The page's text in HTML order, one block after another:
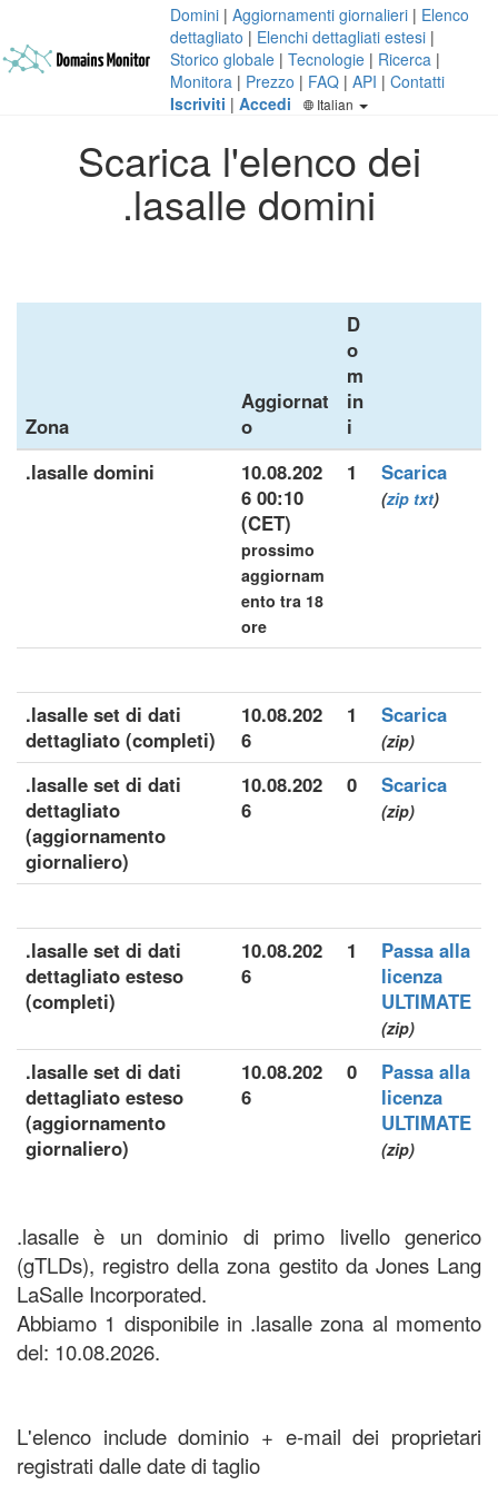
Domini | Aggiornamenti giornalieri | Elenco
dettagliato | Elenchi dettagliati estesi |
Storico globale | Tecnologie | Ricerca |
Monitora | Prezzo | FAQ | API | Contatti
Iscriviti | Accedi Italian
Scarica l'elenco dei
.lasalle domini
Zona
Aggiornat
o
D
o
m
in
i
.lasalle domini
10.08.202
6 00:10
(CET)
prossimo
aggiornam
ento tra 18
ore
1 Scarica
(zip txt)
.lasalle set di dati
dettagliato (completi)
10.08.202
6
1 Scarica
(zip)
.lasalle set di dati
dettagliato
(aggiornamento
giornaliero)
10.08.202
6
0 Scarica
(zip)
.lasalle set di dati
dettagliato esteso
(completi)
10.08.202
6
1
Passa alla
licenza
ULTIMATE
(zip)
.lasalle set di dati
dettagliato esteso
(aggiornamento
giornaliero)
10.08.202
6
0
Passa alla
licenza
ULTIMATE
(zip)
.lasalle è un dominio di primo livello generico
(gTLDs), registro della zona gestito da Jones Lang
LaSalle Incorporated.
Abbiamo 1 disponibile in .lasalle zona al momento
del: 10.08.2026.
L'elenco include dominio + e-mail dei proprietari
registrati dalle date di taglio